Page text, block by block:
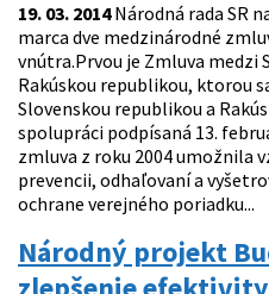
19. 03. 2014Národná rada SR
marca dve medzinárodné
vnútra.Prvou je Zmluva medzi
Rakúskou republikou, ktorou
Slovenskou republikou a
spolupráci podpísaná 13.
zmluva z roku 2004 umožnila
prevencii, odhaľovaní a
ochrane verejného poriadku...
Národný projekt